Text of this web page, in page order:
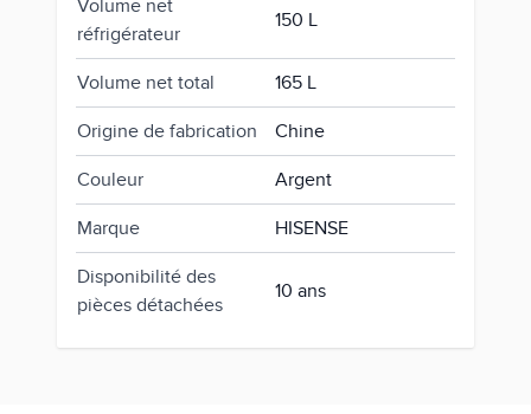
Volume net
réfrigérateur
150 L
Volume net total 165 L
Origine de fabrication Chine
Couleur Argent
Marque HISENSE
Disponibilité des
pièces détachées
10 ans